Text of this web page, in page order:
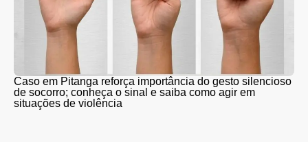
Caso em Pitanga reforça importância do gesto silencioso
de socorro; conheça o sinal e saiba como agir em
situações de violência